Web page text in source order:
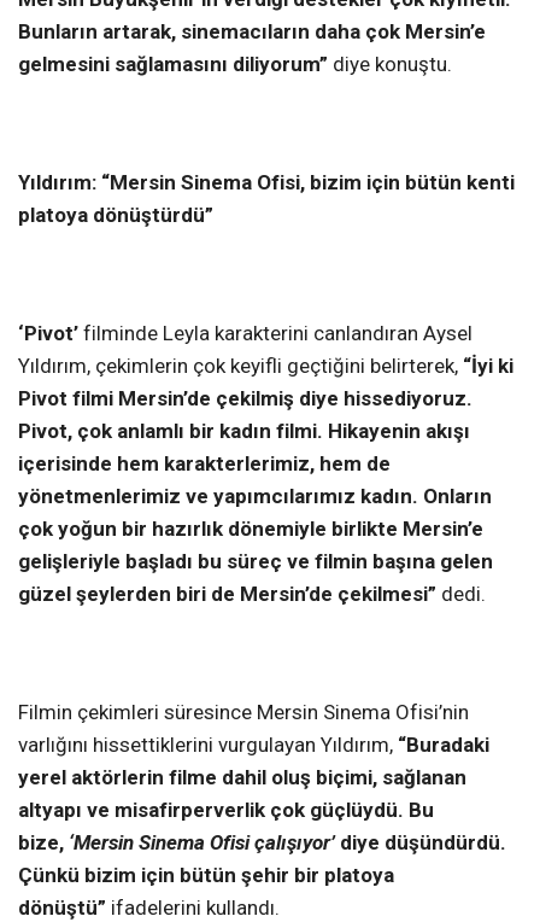
Bunların artarak, sinemacıların daha çok Mersin’e
gelmesini sağlamasını diliyorum” diye konuştu.
Yıldırım: “Mersin Sinema Ofisi, bizim için bütün kenti
platoya dönüştürdü”
‘Pivot’ filminde Leyla karakterini canlandıran Aysel
Yıldırım, çekimlerin çok keyifli geçtiğini belirterek, “İyi ki
Pivot filmi Mersin’de çekilmiş diye hissediyoruz.
Pivot, çok anlamlı bir kadın filmi. Hikayenin akışı
içerisinde hem karakterlerimiz, hem de
yönetmenlerimiz ve yapımcılarımız kadın. Onların
çok yoğun bir hazırlık dönemiyle birlikte Mersin’e
gelişleriyle başladı bu süreç ve filmin başına gelen
güzel şeylerden biri de Mersin’de çekilmesi” dedi.
Filmin çekimleri süresince Mersin Sinema Ofisi’nin
varlığını hissettiklerini vurgulayan Yıldırım, “Buradaki
yerel aktörlerin filme dahil oluş biçimi, sağlanan
altyapı ve misafirperverlik çok güçlüydü. Bu
bize, ‘Mersin Sinema Ofisi çalışıyor’diye düşündürdü.
Çünkü bizim için bütün şehir bir platoya
dönüştü” ifadelerini kullandı.